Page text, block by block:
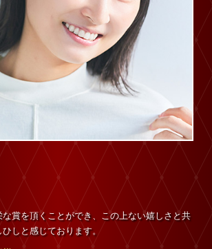
な賞を頂くことができ、この上ない嬉しさと共
しと感じております。